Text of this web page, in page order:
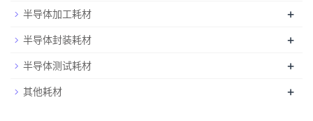
半导体加工耗材
+
半导体封装耗材 +
半导体测试耗材 +
其他耗材 +